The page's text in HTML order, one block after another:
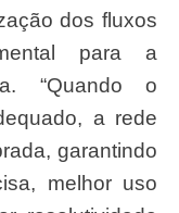
dos fluxos
para a
“Quando o
a rede
garantindo
melhor uso